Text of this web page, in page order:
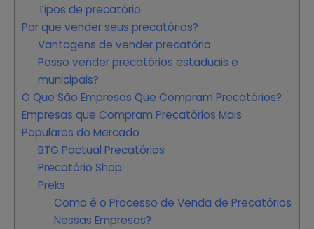
Tipos de precatório
Por que vender seus precatórios?
Vantagens de vender precatório
Posso vender precatórios estaduais e
municipais?
O Que São Empresas Que Compram Precatórios?
Empresas que Compram Precatórios Mais
Populares do Mercado
BTG Pactual Precatórios
Precatório Shop:
Preks
Como é o Processo de Venda de Precatórios
Nessas Empresas?